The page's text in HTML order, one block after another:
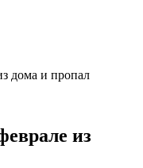
дома и пропал
из